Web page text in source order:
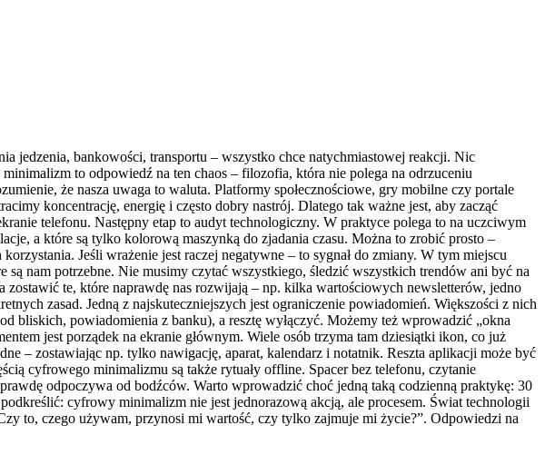
jedzenia, bankowości, transportu – wszystko chce natychmiastowej reakcji. Nic
to odpowiedź na ten chaos – filozofia, która nie polega na odrzuceniu
że nasza uwaga to waluta. Platformy społecznościowe, gry mobilne czy portale
koncentrację, energię i często dobry nastrój. Dlatego tak ważne jest, aby zacząć
telefonu. Następny etap to audyt technologiczny. W praktyce polega to na uczciwym
a które są tylko kolorową maszynką do zjadania czasu. Można to zrobić prosto –
Jeśli wrażenie jest raczej negatywne – to sygnał do zmiany. W tym miejscu
nam potrzebne. Nie musimy czytać wszystkiego, śledzić wszystkich trendów ani być na
te, które naprawdę nas rozwijają – np. kilka wartościowych newsletterów, jedno
zasad. Jedną z najskuteczniejszych jest ograniczenie powiadomień. Większości z nich
bliskich, powiadomienia z banku), a resztę wyłączyć. Możemy też wprowadzić „okna
jest porządek na ekranie głównym. Wiele osób trzyma tam dziesiątki ikon, co już
– zostawiając np. tylko nawigację, aparat, kalendarz i notatnik. Reszta aplikacji może być
cyfrowego minimalizmu są także rytuały offline. Spacer bez telefonu, czytanie
odpoczywa od bodźców. Warto wprowadzić choć jedną taką codzienną praktykę: 30
cyfrowy minimalizm nie jest jednorazową akcją, ale procesem. Świat technologii
to, czego używam, przynosi mi wartość, czy tylko zajmuje mi życie?”. Odpowiedzi na